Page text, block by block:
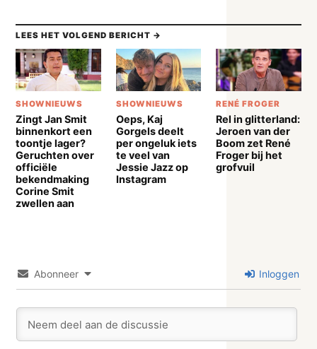
LEES HET VOLGEND BERICHT →
SHOWNIEUWS
Zingt Jan Smit
binnenkort een
toontje lager?
Geruchten over
officiële
bekendmaking
Corine Smit
zwellen aan
SHOWNIEUWS
Oeps, Kaj
Gorgels deelt
per ongeluk iets
te veel van
Jessie Jazz op
Instagram
RENÉ FROGER
Rel in glitterland:
Jeroen van der
Boom zet René
Froger bij het
grofvuil
Abonneer Inloggen